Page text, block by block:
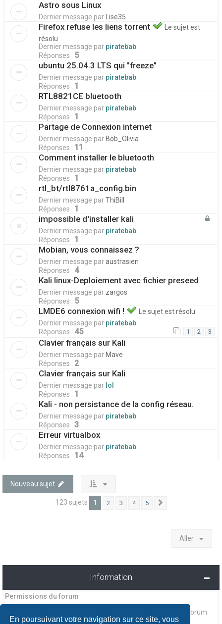
En poursuivant votre navigation sur ce site, vous
Astro sous Linux
Dernier message par Lise35
Firefox refuse les liens torrent
Le sujet est
résolu
Dernier message par piratebab
Réponses : 5
ubuntu 25.04.3 LTS qui "freeze"
Dernier message par piratebab
Réponses : 1
RTL8821CE bluetooth
Dernier message par piratebab
Réponses : 1
Partage de Connexion internet
Dernier message par Bob_Olivia
Réponses : 11
Comment installer le bluetooth
Dernier message par piratebab
Réponses : 1
rtl_bt/rtl8761a_config.bin
Dernier message parThiBill
Réponses : 1
impossible d'installer kali
Dernier message par piratebab
Réponses : 1
Mobian, vous connaissez ?
Dernier message paraustrasien
Réponses : 4
Kali linux-Deploiement avec fichier preseed
Dernier message par zargos
Réponses : 5
LMDE6 connexion wifi !
Le sujet est résolu
Dernier message par piratebab
Réponses : 45 1 2 3
Clavier français sur Kali
Dernier message par Mave
Réponses : 2
Clavier français sur Kali
Dernier message par lol
Réponses : 1
Kali - non persistance de la config réseau.
Dernier message par piratebab
Réponses : 3
Erreur virtualbox
Dernier message par piratebab
Réponses : 14
Nouveau sujet
123 sujets 1 2 3 4 5
Aller
Information
Permissions du forum
publier de nouveaux sujets dans ce forum
Vous ne pouvez pasrépondre aux sujets dans ce forum